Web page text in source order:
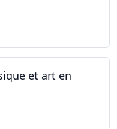
et art en